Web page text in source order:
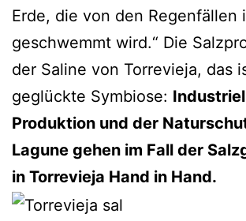
Erde, die von den Regenfällen
geschwemmt wird.“ Die
der Saline von Torrevieja, das
geglückte Symbiose:
Produktion und der
Lagune gehen im Fall der
in Torrevieja Hand in Hand.